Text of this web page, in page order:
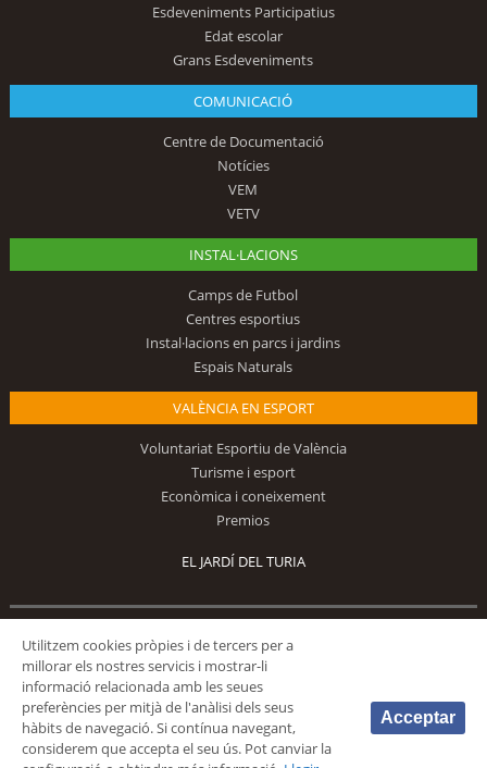
Esdeveniments Participatius
Edat escolar
Grans Esdeveniments
COMUNICACIÓ
Centre de Documentació
Notícies
VEM
VETV
INSTAL·LACIONS
Camps de Futbol
Centres esportius
Instal·lacions en parcs i jardins
Espais Naturals
VALÈNCIA EN ESPORT
Voluntariat Esportiu de València
Turisme i esport
Econòmica i coneixement
Premios
EL JARDÍ DEL TURIA
Utilitzem cookies pròpies i de tercers per a
millorar els nostres servicis i mostrar-li
informació relacionada amb les seues
preferències per mitjà de l'anàlisi dels seus
hàbits de navegació. Si contínua navegant,
considerem que accepta el seu ús. Pot canviar la
Acceptar